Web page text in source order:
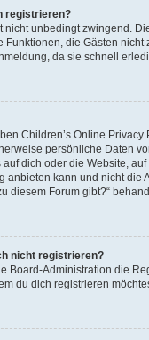
registrieren?
nicht unbedingt zwingend.
Funktionen, die Gästen
da sie schnell
Children’s Online
persönliche Daten
dich oder die Website,
anbieten kann und nicht die
diesem Forum gibt?“
nicht registrieren?
Board-Administration die
du dich registrieren